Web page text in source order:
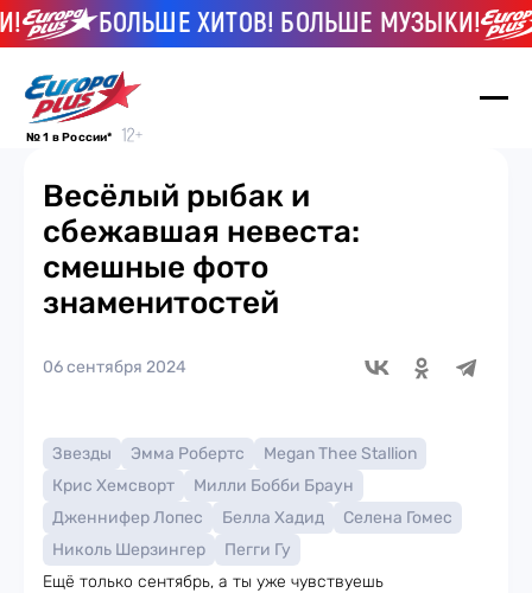
БОЛЬШЕ ХИТОВ! БОЛЬШЕ МУЗЫКИ!
№ 1 в России*
Весёлый рыбак и
сбежавшая невеста:
смешные фото
знаменитостей
06 сентября 2024
Звезды Эмма Робертс
Megan Thee Stallion
Крис Хемсворт
Милли Бобби Браун
Дженнифер Лопес
Белла Хадид
Селена Гомес
Николь Шерзингер
Пегги Гу
Ещё только сентябрь, а ты уже чувствуешь